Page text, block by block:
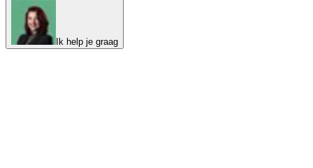
Ik help je graag